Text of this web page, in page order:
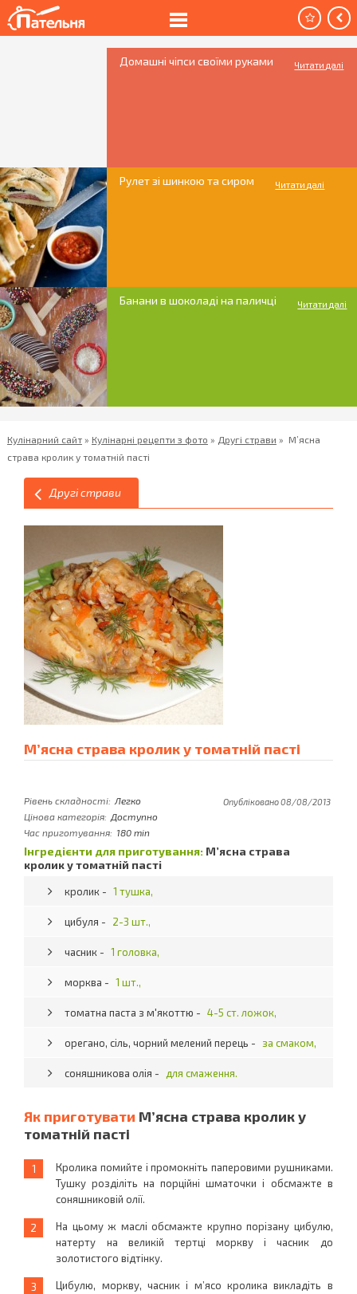
Домашні чіпси своїми руками Читати далі
Рулет зі шинкою та сиром Читати далі
Банани в шоколаді на паличці Читати далі
Кулінарний сайт» Кулінарні рецепти з фото » Другі страви » М’ясна
страва кролик у томатній пасті
Другі страви
М’ясна страва кролик у томатній пасті
Рівень складності: Легко
Цінова категорія: Доступно
Час приготування: 180 min
Опубліковано 08/08/2013
Інгредієнти для приготування: М’ясна страва
кролик у томатній пасті
кролик - 1 тушка,
цибуля - 2-3 шт.,
часник - 1 головка,
морква - 1 шт.,
томатна паста з м'якоттю - 4-5 ст. ложок,
орегано, сіль, чорний мелений перець - за смаком,
соняшникова олія - для смаження.
Як приготувати М’ясна страва кролик у
томатній пасті
Кролика помийте і промокніть паперовими рушниками.
Тушку розділіть на порційні шматочки і обсмажте в
соняшниковій олії.
На цьому ж маслі обсмажте крупно порізану цибулю,
натерту на великій тертці моркву і часник до
золотистого відтінку.
Цибулю, моркву, часник і м’ясо кролика викладіть в